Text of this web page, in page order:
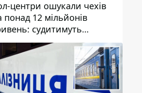
центри ошукали чехів
понад 12 мільйонів
судитимуть
який
злочинну